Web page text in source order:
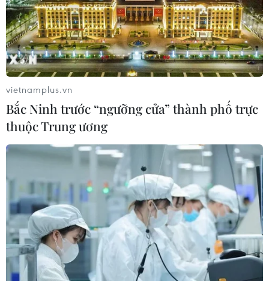
Áp thấp nhiệt đới đổi hướng trên
vùng biển phía Đông khu vực vịnh
Bắc Bộ
07/08/2026 23:29
Campuchia nỗ lực bảo tồn động vật
hoang dã trước nguy cơ tuyệt chủng
07/08/2026 22:45
Áp thấp nhiệt đới trên vịnh Bắc Bộ sẽ
gây ảnh hưởng thế nào tới Việt Nam?
07/08/2026 14:38
vietnamplus.vn
Bắc Ninh trước “ngưỡng cửa” thành phố trực
thuộc Trung ương